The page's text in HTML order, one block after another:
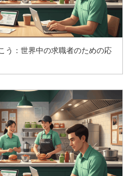
う：世界中の求職者のための応